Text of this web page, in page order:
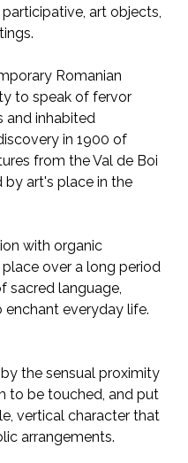
art objects,
Romanian
to speak of fervor
and inhabited
in 1900 of
from the Val de Boi
by art's place in the
with organic
over a long period
sacred language,
everyday life.
the sensual proximity
to be touched, and put
vertical character that
arrangements.